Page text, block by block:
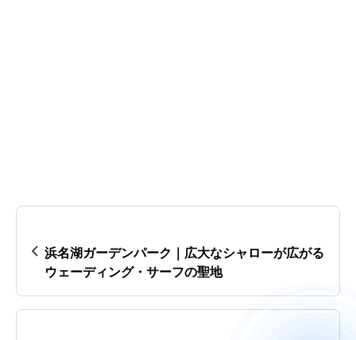
浜名湖ガーデンパーク｜広大なシャローが広がる
ウェーディング・サーフの聖地